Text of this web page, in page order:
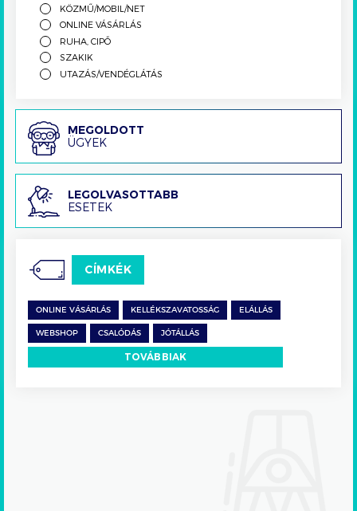
KÖZMŰ/MOBIL/NET
ONLINE VÁSÁRLÁS
RUHA, CIPŐ
SZAKIK
UTAZÁS/VENDÉGLÁTÁS
Megoldott
ügyek
MEGOLDOTT
ÜGYEK
Legolvasottabb
esetek
LEGOLVASOTTABB
ESETEK
CÍMKÉK
ONLINE VÁSÁRLÁS KELLÉKSZAVATOSSÁG ELÁLLÁS
WEBSHOP CSALÓDÁS JÓTÁLLÁS
TOVÁBBIAK